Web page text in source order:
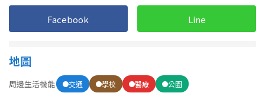
21樓以上
Facebook Line
地圖
周邊生活機能 交通 學校 醫療 公園